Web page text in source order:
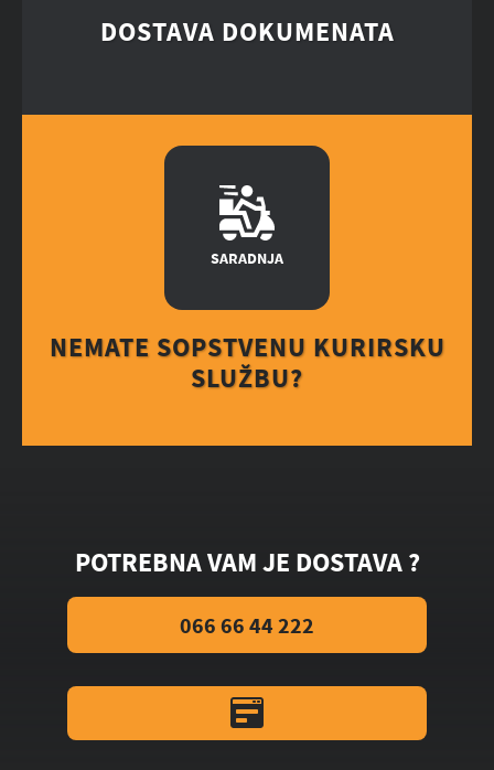
DOSTAVA DOKUMENATA
SARADNJA
NEMATE SOPSTVENU KURIRSKU
SLUŽBU?
POTREBNA VAM JE DOSTAVA ?
066 66 44 222